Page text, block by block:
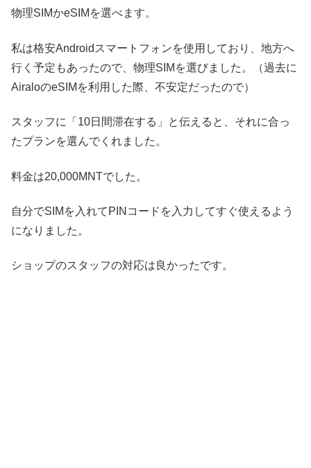
物理SIMかeSIMを選べます。
私は格安Androidスマートフォンを使用しており、地方へ
行く予定もあったので、物理SIMを選びました。（過去に
AiraloのeSIMを利用した際、不安定だったので）
スタッフに「10日間滞在する」と伝えると、それに合っ
たプランを選んでくれました。
料金は20,000MNTでした。
自分でSIMを入れてPINコードを入力してすぐ使えるよう
になりました。
ショップのスタッフの対応は良かったです。